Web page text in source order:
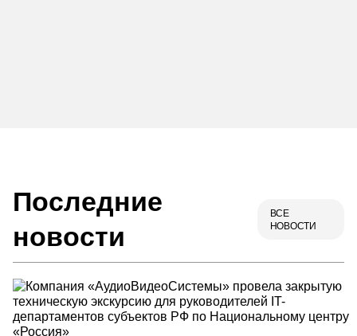
Последние
новости
ВСЕ
НОВОСТИ